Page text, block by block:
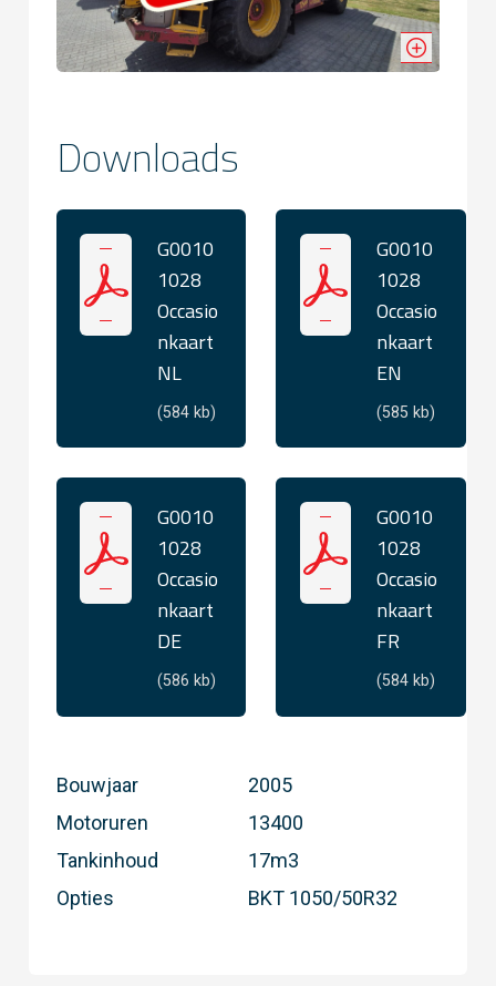
Downloads
G0010
1028
Occasio
nkaart
NL
(584 kb)
G0010
1028
Occasio
nkaart
EN
(585 kb)
G0010
1028
Occasio
nkaart
DE
(586 kb)
G0010
1028
Occasio
nkaart
FR
(584 kb)
Bouwjaar
2005
Motoruren
13400
Tankinhoud
17m3
Opties
BKT 1050/50R32